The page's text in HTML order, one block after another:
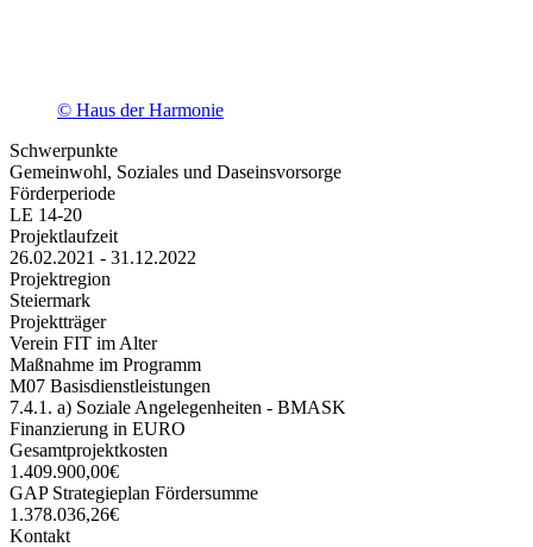
© Haus der Harmonie
Schwerpunkte
Gemeinwohl, Soziales und Daseinsvorsorge
Förderperiode
LE 14-20
Projektlaufzeit
26.02.2021 - 31.12.2022
Projektregion
Steiermark
Projektträger
Verein FIT im Alter
Maßnahme im Programm
M07 Basisdienstleistungen
7.4.1. a) Soziale Angelegenheiten - BMASK
Finanzierung in EURO
Gesamtprojektkosten
1.409.900,00€
GAP Strategieplan Fördersumme
1.378.036,26€
Kontakt